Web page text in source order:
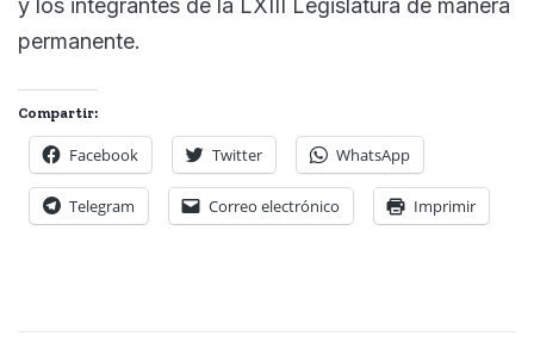
y los integrantes de la LXIII Legislatura de manera
permanente.
Compartir:
Facebook Twitter WhatsApp
Telegram Correo electrónico Imprimir